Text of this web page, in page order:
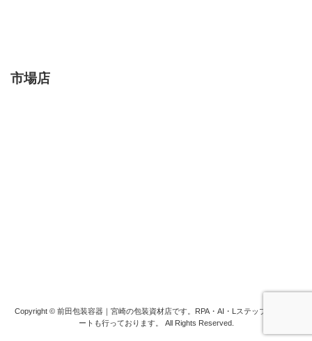
市場店
Copyright © 前田包装容器｜宮崎の包装資材店です。RPA・AI・Lステップ構築サポ
ートも行っております。 All Rights Reserved.